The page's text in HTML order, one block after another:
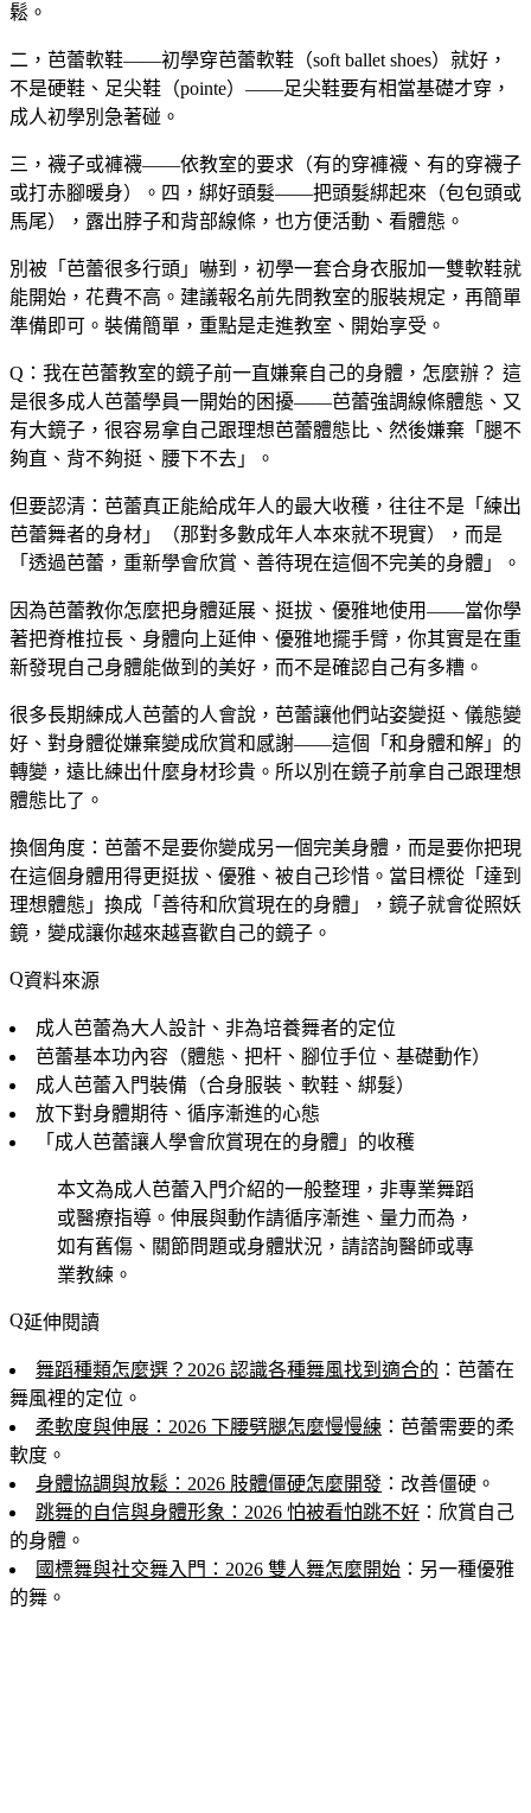
鬆。
二，芭蕾軟鞋——初學穿芭蕾軟鞋（soft ballet shoes）就好，
不是硬鞋、足尖鞋（pointe）——足尖鞋要有相當基礎才穿，
成人初學別急著碰。
三，襪子或褲襪——依教室的要求（有的穿褲襪、有的穿襪子
或打赤腳暖身）。四，綁好頭髮——把頭髮綁起來（包包頭或
馬尾），露出脖子和背部線條，也方便活動、看體態。
別被「芭蕾很多行頭」嚇到，初學一套合身衣服加一雙軟鞋就
能開始，花費不高。建議報名前先問教室的服裝規定，再簡單
準備即可。裝備簡單，重點是走進教室、開始享受。
Q：我在芭蕾教室的鏡子前一直嫌棄自己的身體，怎麼辦？ 這
是很多成人芭蕾學員一開始的困擾——芭蕾強調線條體態、又
有大鏡子，很容易拿自己跟理想芭蕾體態比、然後嫌棄「腿不
夠直、背不夠挺、腰下不去」。
但要認清：芭蕾真正能給成年人的最大收穫，往往不是「練出
芭蕾舞者的身材」（那對多數成年人本來就不現實），而是
「透過芭蕾，重新學會欣賞、善待現在這個不完美的身體」。
因為芭蕾教你怎麼把身體延展、挺拔、優雅地使用——當你學
著把脊椎拉長、身體向上延伸、優雅地擺手臂，你其實是在重
新發現自己身體能做到的美好，而不是確認自己有多糟。
很多長期練成人芭蕾的人會說，芭蕾讓他們站姿變挺、儀態變
好、對身體從嫌棄變成欣賞和感謝——這個「和身體和解」的
轉變，遠比練出什麼身材珍貴。所以別在鏡子前拿自己跟理想
體態比了。
換個角度：芭蕾不是要你變成另一個完美身體，而是要你把現
在這個身體用得更挺拔、優雅、被自己珍惜。當目標從「達到
理想體態」換成「善待和欣賞現在的身體」，鏡子就會從照妖
鏡，變成讓你越來越喜歡自己的鏡子。
資料來源
成人芭蕾為大人設計、非為培養舞者的定位
芭蕾基本功內容（體態、把杆、腳位手位、基礎動作）
成人芭蕾入門裝備（合身服裝、軟鞋、綁髮）
放下對身體期待、循序漸進的心態
「成人芭蕾讓人學會欣賞現在的身體」的收穫
本文為成人芭蕾入門介紹的一般整理，非專業舞蹈
或醫療指導。伸展與動作請循序漸進、量力而為，
如有舊傷、關節問題或身體狀況，請諮詢醫師或專
業教練。
延伸閱讀
舞蹈種類怎麼選？2026 認識各種舞風找到適合的 ：芭蕾在
舞風裡的定位。
柔軟度與伸展：2026 下腰劈腿怎麼慢慢練 ：芭蕾需要的柔
軟度。
身體協調與放鬆：2026 肢體僵硬怎麼開發 ：改善僵硬。
跳舞的自信與身體形象：2026 怕被看怕跳不好 ：欣賞自己
的身體。
國標舞與社交舞入門：2026 雙人舞怎麼開始 ：另一種優雅
的舞。